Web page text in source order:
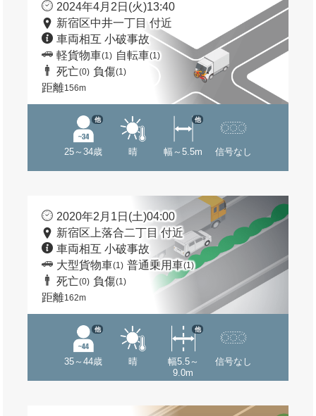
2024年4月2日(火)13:40
新宿区中井一丁目 付近
車両相互 小破事故
軽貨物車(1) 自転車(1)
死亡(0) 負傷(1)
距離156m
25～34歳
他
晴 幅～5.5m
他
信号なし
2020年2月1日(土)04:00
新宿区上落合二丁目 付近
車両相互 小破事故
大型貨物車(1) 普通乗用車(1)
死亡(0) 負傷(1)
距離162m
35～44歳
他
晴
幅5.5～
9.0m
他
信号なし